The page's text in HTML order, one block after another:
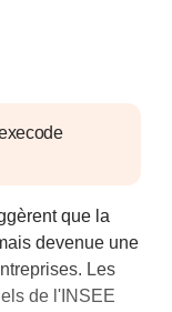
que la
devenue une
Les
de l'INSEE